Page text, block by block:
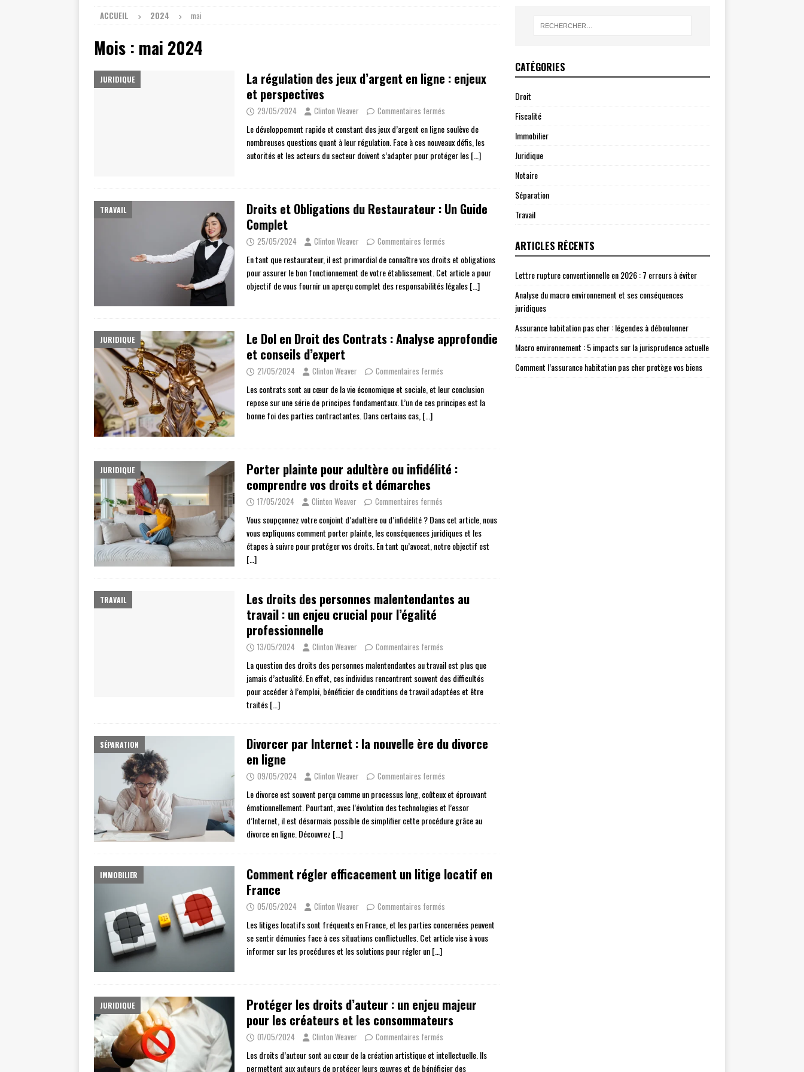
ACCUEIL 2024 mai
Mois : mai 2024
JURIDIQUE
La régulation des jeux d’argent en ligne : enjeux
et perspectives
29/05/2024 Clinton Weaver Commentaires fermés
Le développement rapide et constant des jeux d’argent en ligne soulève de
nombreuses questions quant à leur régulation. Face à ces nouveaux défis, les
autorités et les acteurs du secteur doivent s’adapter pour protéger les[…]
TRAVAIL
Droits et Obligations du Restaurateur : Un Guide
Complet
25/05/2024 Clinton Weaver Commentaires fermés
En tant que restaurateur, il est primordial de connaître vos droits et obligations
pour assurer le bon fonctionnement de votre établissement. Cet article a pour
objectif de vous fournir un aperçu complet des responsabilités légales[…]
JURIDIQUE
Le Dol en Droit des Contrats : Analyse approfondie
et conseils d’expert
21/05/2024 Clinton Weaver Commentaires fermés
Les contrats sont au cœur de la vie économique et sociale, et leur conclusion
repose sur une série de principes fondamentaux. L’un de ces principes est la
bonne foi des parties contractantes. Dans certains cas,[…]
JURIDIQUE
Porter plainte pour adultère ou infidélité :
comprendre vos droits et démarches
17/05/2024 Clinton Weaver Commentaires fermés
Vous soupçonnez votre conjoint d’adultère ou d’infidélité ? Dans cet article, nous
vous expliquons comment porter plainte, les conséquences juridiques et les
étapes à suivre pour protéger vos droits. En tant qu’avocat, notre objectif est
[…]
TRAVAIL
Les droits des personnes malentendantes au
travail : un enjeu crucial pour l’égalité
professionnelle
13/05/2024 Clinton Weaver Commentaires fermés
La question des droits des personnes malentendantes au travail est plus que
jamais d’actualité. En effet, ces individus rencontrent souvent des difficultés
pour accéder à l’emploi, bénéficier de conditions de travail adaptées et être
traités[…]
SÉPARATION
Divorcer par Internet : la nouvelle ère du divorce
en ligne
09/05/2024 Clinton Weaver Commentaires fermés
Le divorce est souvent perçu comme un processus long, coûteux et éprouvant
émotionnellement. Pourtant, avec l’évolution des technologies et l’essor
d’Internet, il est désormais possible de simplifier cette procédure grâce au
divorce en ligne. Découvrez […]
IMMOBILIER
Comment régler efficacement un litige locatif en
France
05/05/2024 Clinton Weaver Commentaires fermés
Les litiges locatifs sont fréquents en France, et les parties concernées peuvent
se sentir démunies face à ces situations conflictuelles. Cet article vise à vous
informer sur les procédures et les solutions pour régler un[…]
JURIDIQUE
Protéger les droits d’auteur : un enjeu majeur
pour les créateurs et les consommateurs
01/05/2024 Clinton Weaver Commentaires fermés
Les droits d’auteur sont au cœur de la création artistique et intellectuelle. Ils
permettent aux auteurs de protéger leurs œuvres et de bénéficier des
CATÉGORIES
Droit
Fiscalité
Immobilier
Juridique
Notaire
Séparation
Travail
ARTICLES RÉCENTS
Lettre rupture conventionnelle en 2026 : 7 erreurs à éviter
Analyse du macro environnement et ses conséquences
juridiques
Assurance habitation pas cher : légendes à déboulonner
Macro environnement : 5 impacts sur la jurisprudence actuelle
Comment l’assurance habitation pas cher protège vos biens